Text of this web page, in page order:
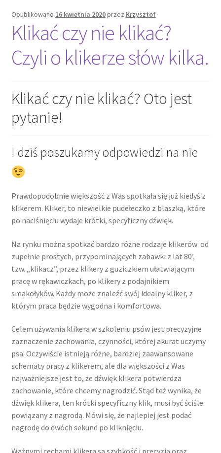
Opublikowano 16 kwietnia 2020przez Krzysztof
Klikać czy nie klikać?
Czyli o klikerze słów kilka.
Klikać czy nie klikać? Oto jest
pytanie!
I dziś poszukamy odpowiedzi na nie
Prawdopodobnie większość z Was spotkała się już kiedyś z
klikerem. Kliker, to niewielkie pudełeczko z blaszką, które
po naciśnięciu wydaje krótki, specyficzny dźwięk.
Na rynku można spotkać bardzo różne rodzaje klikerów: od
zupełnie prostych, przypominających zabawki z lat 80’,
tzw. „klikacz”, przez klikery z guziczkiem ułatwiającym
pracę w rękawiczkach, po klikery z podajnikiem
smakołyków. Każdy może znaleźć swój idealny kliker, z
którym praca będzie wygodna i komfortowa.
Celem używania klikera w szkoleniu psówjest precyzyjne
zaznaczenie zachowania, czynności, której akurat uczymy
psa. Oczywiście istnieją różne, bardziej zaawansowane
schematy pracy z klikerem, ale dla większości z Was
najważniejsze jest to, że dźwięk klikera potwierdza
zachowanie, które chcemy nagrodzić. Stąd też wynika, że
dźwięk klikera, ten krótki specyficzny klik, musi być ściśle
powiązany z nagrodą. Mówi się, że najlepiej jest podać
nagrodę do dwóch sekund po kliknięciu.
Ważnymi cechami klikera są szybkośći precyzja oraz